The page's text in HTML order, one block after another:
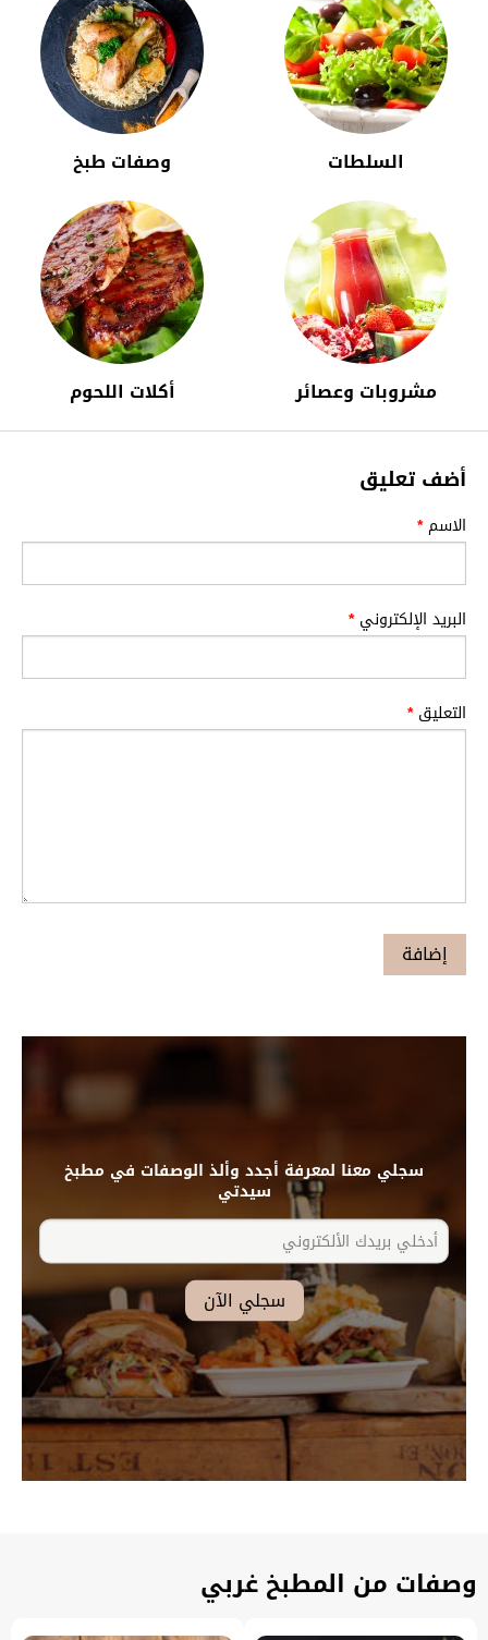
السلطات وصفات طبخ
مشروبات وعصائر أكلات اللحوم
أضف تعليق
الاسم*
البريد الإلكتروني*
التعليق*
سجلي معنا لمعرفة أجدد وألذ الوصفات في مطبخ
سيدتي
وصفات من المطبخ غربي